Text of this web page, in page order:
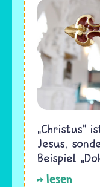
„Christus“
Jesus,
Beispiel
lesen